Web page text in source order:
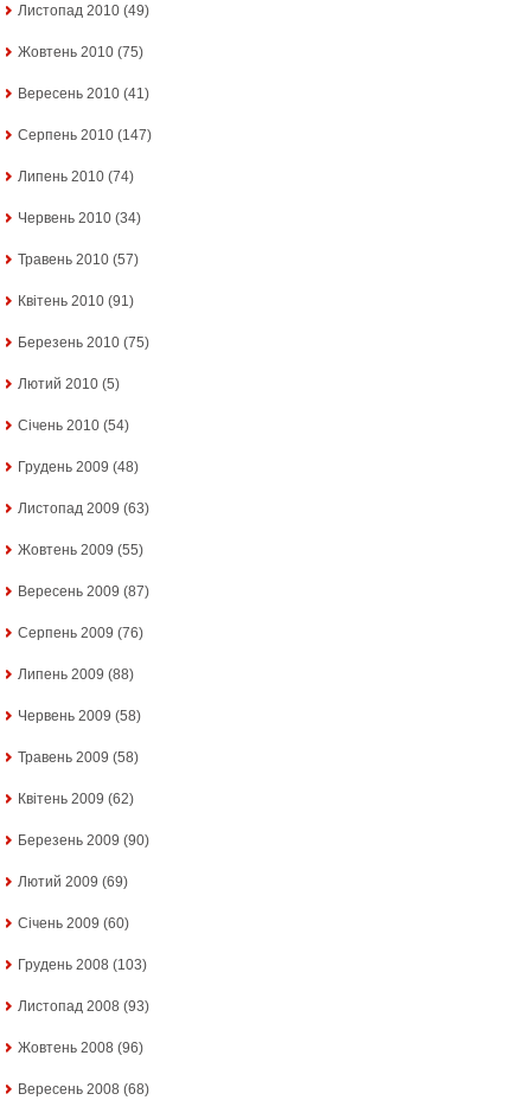
Листопад 2010 (49)
Жовтень 2010 (75)
Вересень 2010 (41)
Серпень 2010 (147)
Липень 2010 (74)
Червень 2010 (34)
Травень 2010 (57)
Квітень 2010 (91)
Березень 2010 (75)
Лютий 2010 (5)
Січень 2010 (54)
Грудень 2009 (48)
Листопад 2009 (63)
Жовтень 2009 (55)
Вересень 2009 (87)
Серпень 2009 (76)
Липень 2009 (88)
Червень 2009 (58)
Травень 2009 (58)
Квітень 2009 (62)
Березень 2009 (90)
Лютий 2009 (69)
Січень 2009 (60)
Грудень 2008 (103)
Листопад 2008 (93)
Жовтень 2008 (96)
Вересень 2008 (68)